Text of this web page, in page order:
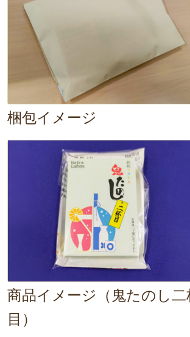
た！
梱包イメージ
商品イメージ（鬼たのし二
目）